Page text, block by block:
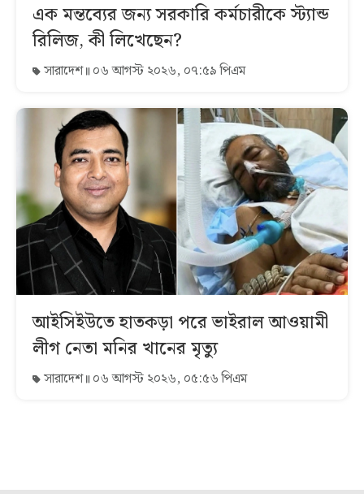
এক মন্তব্যের জন্য সরকারি কর্মচারীকে স্ট্যান্ড
রিলিজ, কী লিখেছেন?
সারাদেশ ০৬ আগস্ট ২০২৬, ০৭:৫৯ পিএম
আইসিইউতে হাতকড়া পরে ভাইরাল আওয়ামী
লীগ নেতা মনির খানের মৃত্যু
সারাদেশ ০৬ আগস্ট ২০২৬, ০৫:৫৬ পিএম